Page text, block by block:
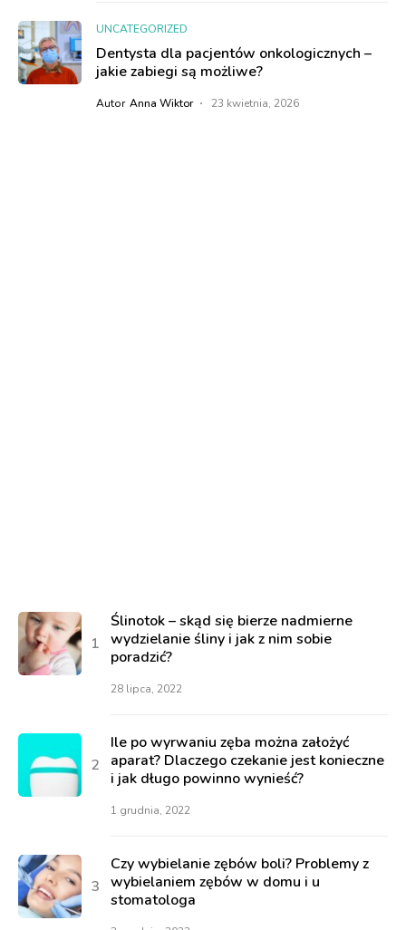
UNCATEGORIZED
Dentysta dla pacjentów onkologicznych –
jakie zabiegi są możliwe?
Autor Anna Wiktor 23 kwietnia, 2026
Ślinotok – skąd się bierze nadmierne
wydzielanie śliny i jak z nim sobie
poradzić?
28 lipca, 2022
Ile po wyrwaniu zęba można założyć
aparat? Dlaczego czekanie jest konieczne
i jak długo powinno wynieść?
1 grudnia, 2022
Czy wybielanie zębów boli? Problemy z
wybielaniem zębów w domu i u
stomatologa